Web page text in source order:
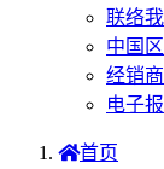
联络我
中国
经销商
电子报
首页